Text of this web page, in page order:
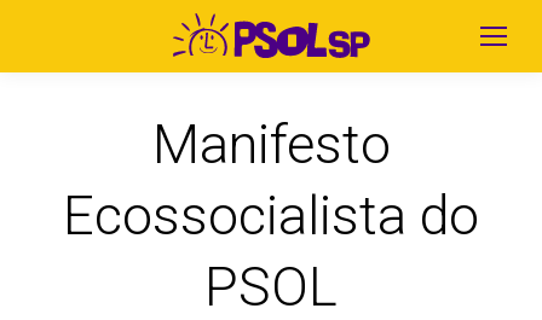
Manifesto
Ecossocialista do
PSOL